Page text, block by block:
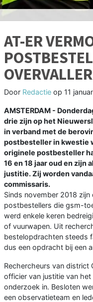
AT-ER
OVERVALLER
Door Redactie op 11
AMSTERDAM -
drie zijn op het
in verband met de
postbesteller in kwestie
originele postbesteller
16 en 18 jaar oud en zijn
justitie. Zij worden
commissaris.
Sinds november 2018
postbestellers die gsm-
werd enkele keren
of vuurwapen. Uit
bestelopdrachten steeds
dus een opdracht bij een
Rechercheurs van district
officier van justitie van
onderzoek in. Besloten
een observatieteam en